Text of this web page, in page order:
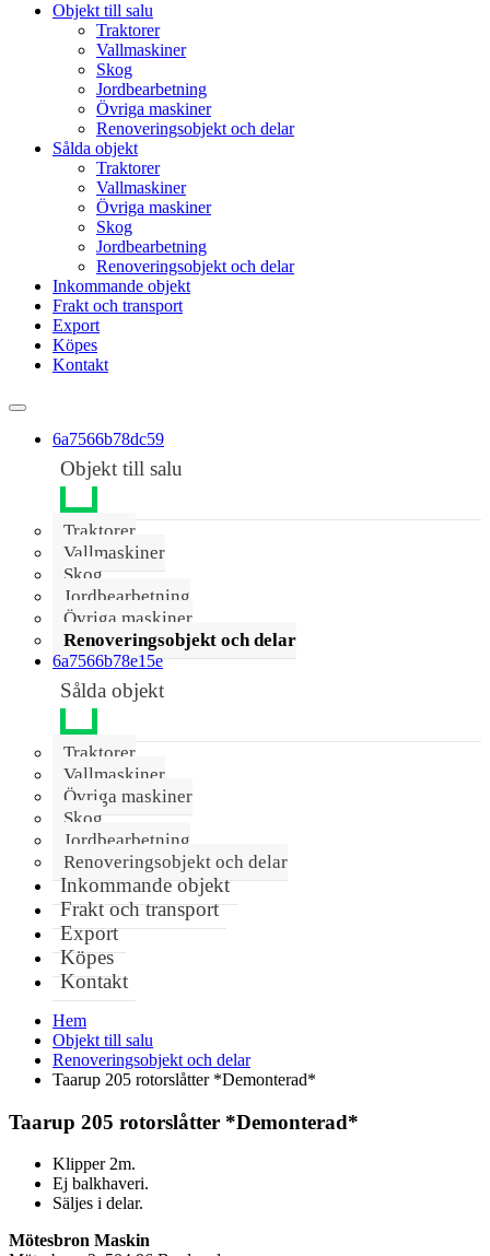
Objekt till salu
Traktorer
Vallmaskiner
Skog
Jordbearbetning
Övriga maskiner
Renoveringsobjekt och delar
Sålda objekt
Traktorer
Vallmaskiner
Övriga maskiner
Skog
Jordbearbetning
Renoveringsobjekt och delar
Inkommande objekt
Frakt och transport
Export
Köpes
Kontakt
6a7566b78dc59
Objekt till salu
Traktorer
Vallmaskiner
Skog
Jordbearbetning
Övriga maskiner
Renoveringsobjekt och delar
6a7566b78e15e
Sålda objekt
Traktorer
Vallmaskiner
Övriga maskiner
Skog
Jordbearbetning
Renoveringsobjekt och delar
Inkommande objekt
Frakt och transport
Export
Köpes
Kontakt
Hem
Objekt till salu
Renoveringsobjekt och delar
Taarup 205 rotorslåtter *Demonterad*
Taarup 205 rotorslåtter *Demonterad*
Klipper 2m.
Ej balkhaveri.
Säljes i delar.
Mötesbron Maskin